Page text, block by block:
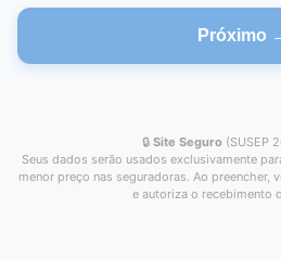
Próximo
🔒 Site Seguro (SUSEP
Seus dados serão usados exclusivamente
menor preço nas seguradoras. Ao preencher,
e autoriza o recebimento